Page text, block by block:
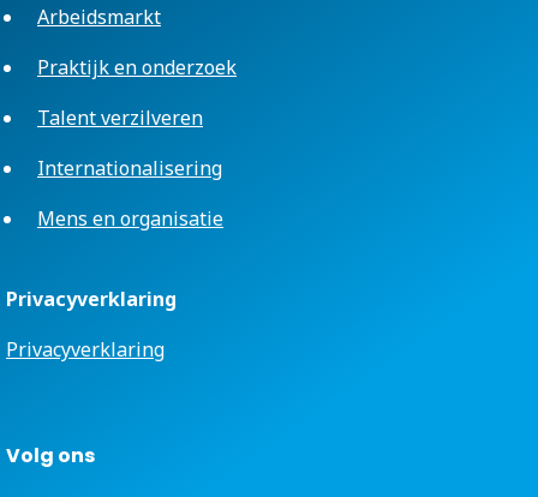
Arbeidsmarkt
Praktijk en onderzoek
Talent verzilveren
Internationalisering
Mens en organisatie
Privacyverklaring
Privacyverklaring
Volg ons